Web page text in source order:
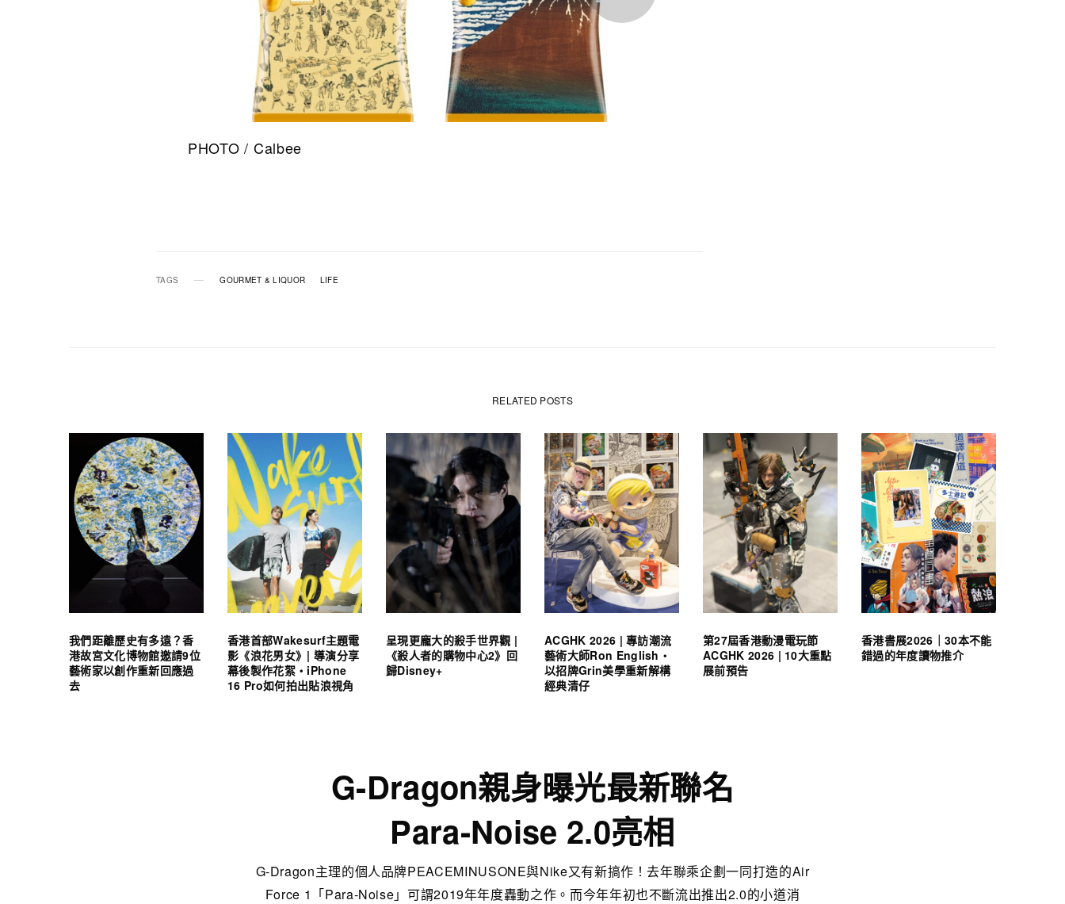
PHOTO / Calbee
TAGS GOURMET & LIQUOR LIFE
RELATED POSTS
我們距離歷史有多遠？香
港故宮文化博物館邀請9位
藝術家以創作重新回應過
去
香港首部Wakesurf主題電
影《浪花男女》| 導演分享
幕後製作花絮・iPhone
16 Pro如何拍出貼浪視角
呈現更龐大的殺手世界觀 |
《殺人者的購物中心2》回
歸Disney+
ACGHK 2026 | 專訪潮流
藝術大師Ron English・
以招牌Grin美學重新解構
經典清仔
第27屆香港動漫電玩節
ACGHK 2026 | 10大重點
展前預告
香港書展2026｜30本不能
錯過的年度讀物推介
G-Dragon親身曝光最新聯名
Para-Noise 2.0亮相
G-Dragon主理的個人品牌PEACEMINUSONE與Nike又有新搞作！去年聯乘企劃一同打造的Air
Force 1「Para-Noise」可謂2019年年度轟動之作。而今年年初也不斷流出推出2.0的小道消